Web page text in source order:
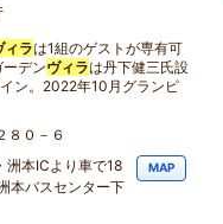
ィラは1組のゲストが専有可
デンヴィラは丹下健三氏設
ン。2022年10月グランピ
８０－６
本ICより車で18
本バスセンター下
MAP